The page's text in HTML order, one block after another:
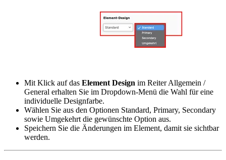
Mit Klick auf das Element Design im Reiter Allgemein /
General erhalten Sie im Dropdown-Menü die Wahl für eine
individuelle Designfarbe.
Wählen Sie aus den Optionen Standard, Primary, Secondary
sowie Umgekehrt die gewünschte Option aus.
Speichern Sie die Änderungen im Element, damit sie sichtbar
werden.